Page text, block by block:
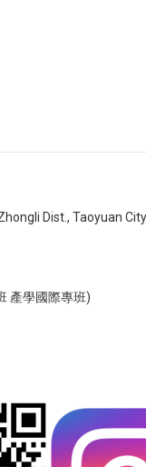
Dist., Taoyuan
產學國際專班)